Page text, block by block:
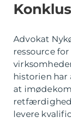
Advokat
ressource
historien har
at
levere